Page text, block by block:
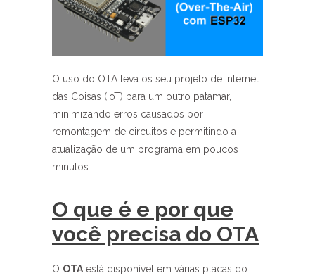
O uso do OTA leva os seu projeto de Internet
das Coisas (IoT) para um outro patamar,
minimizando erros causados por
remontagem de circuitos e permitindo a
atualização de um programa em poucos
minutos.
O que é e por que
você precisa do OTA
O OTA está disponível em várias placas do